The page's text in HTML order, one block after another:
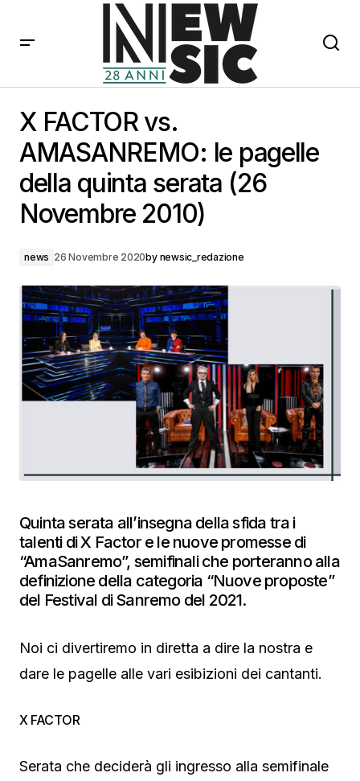
serata (26 Novembre 2010)
X FACTOR vs.
AMASANREMO: le pagelle
della quinta serata (26
Novembre 2010)
news 26 Novembre 2020by newsic_redazione
Quinta serata all’insegna della sfida tra i
talenti di X Factor e le nuove promesse di
“AmaSanremo”, semifinali che porteranno alla
definizione della categoria “Nuove proposte”
del Festival di Sanremo del 2021.
Noi ci divertiremo in diretta a dire la nostra e
dare le pagelle alle vari esibizioni dei cantanti.
X FACTOR
Serata che deciderà gli ingresso alla semifinale